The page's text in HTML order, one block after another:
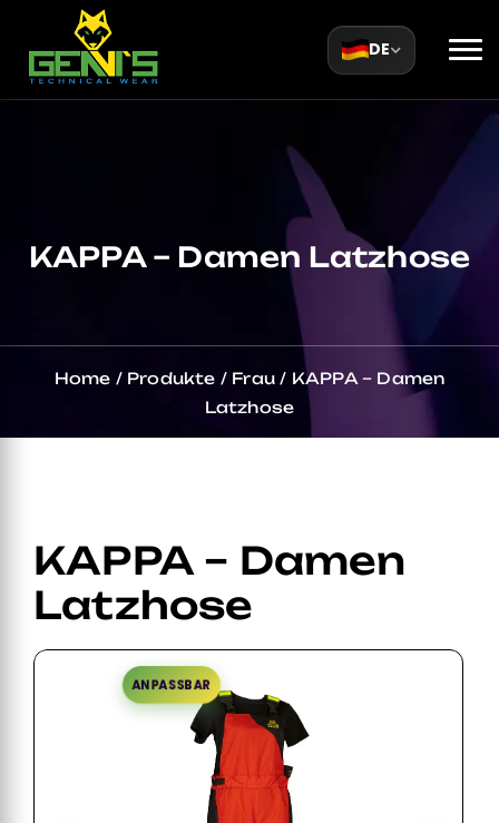
DE
KAPPA – Damen Latzhose
Home / Produkte / Frau / KAPPA – Damen
Latzhose
KAPPA – Damen
Latzhose
ANPASSBAR